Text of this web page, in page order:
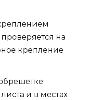
на
крепление
и в местах